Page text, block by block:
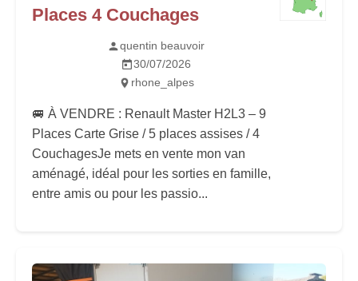
Places 4 Couchages
quentin beauvoir
30/07/2026
rhone_alpes
🚐 À VENDRE : Renault Master H2L3 – 9
Places Carte Grise / 5 places assises / 4
Couchages ​Je mets en vente mon van
aménagé, idéal pour les sorties en famille,
entre amis ou pour les passio...